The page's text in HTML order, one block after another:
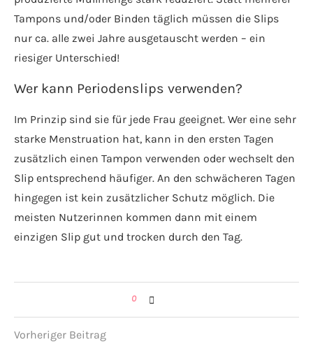
Tampons und/oder Binden täglich müssen die Slips
nur ca. alle zwei Jahre ausgetauscht werden – ein
riesiger Unterschied!
Wer kann Periodenslips verwenden?
Im Prinzip sind sie für jede Frau geeignet. Wer eine sehr
starke Menstruation hat, kann in den ersten Tagen
zusätzlich einen Tampon verwenden oder wechselt den
Slip entsprechend häufiger. An den schwächeren Tagen
hingegen ist kein zusätzlicher Schutz möglich. Die
meisten Nutzerinnen kommen dann mit einem
einzigen Slip gut und trocken durch den Tag.
0
Vorheriger Beitrag